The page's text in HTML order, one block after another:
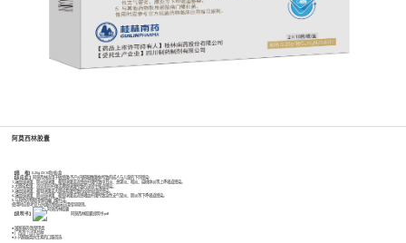
阿莫西林胶囊
【规 格】
0.25g 2X10粒/板/盒
【适 应 症 】
阿莫西林适用于敏感菌(不产β内酰胺酶菌株|所致的成人与儿童的下列感染:
1.溶血链球菌、肺炎链球菌、葡萄球菌或流感血杆菌所致中耳炎、鼻窦炎、咽炎、扁桃体炎等上呼吸道感染。
2.大肠埃希菌、奇异变形杆菌或粪肠球菌所致的泌尿生殖道感染。
3.溶血链球菌、葡萄球菌或大肠埃希菌所致的皮肤软组织感染。
4.溶血链球菌、肺炎链球菌、葡萄球菌或流感嗜血杆菌所致急性支气管炎、肺炎等下呼吸道感染。
5.与其他药物联用根除幽门螺杆苗。
使用时应参考官方抗菌药物临床应用指导原则。
【说 明 书 】 阿莫西林胶囊说明书.pdf
● 国家基药/医保甲类
● 广西首个过评品种
● β-内酰胺类抗生素的口服首选